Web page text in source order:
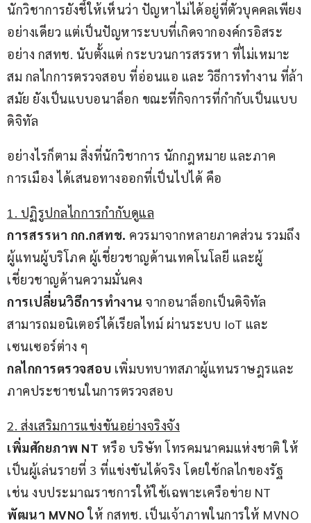
นักวิชาการยังชี้ให้เห็นว่า ปัญหาไม่ได้อยู่ที่ตัวบุคคลเพียง
อย่างเดียว แต่เป็นปัญหาระบบที่เกิดจากองค์กรอิสระ
อย่าง กสทช. นับตั้งแต่ กระบวนการสรรหา ที่ไม่เหมาะ
สม กลไกการตรวจสอบ ที่อ่อนแอ และ วิธีการทำงาน ที่ล้า
สมัย ยังเป็นแบบอนาล็อก ขณะที่กิจการที่กำกับเป็นแบบ
ดิจิทัล
อย่างไรก็ตาม สิ่งที่นักวิชาการ นักกฎหมาย และภาค
การเมือง ได้เสนอทางออกที่เป็นไปได้ คือ
1. ปฏิรูปกลไกการกำกับดูแล
การสรรหา กก.กสทช. ควรมาจากหลายภาคส่วน รวมถึง
ผู้แทนผู้บริโภค ผู้เชี่ยวชาญด้านเทคโนโลยี และผู้
เชี่ยวชาญด้านความมั่นคง
การเปลี่ยนวิธีการทำงาน จากอนาล็อกเป็นดิจิทัล
สามารถมอนิเตอร์ได้เรียลไทม์ ผ่านระบบ IoT และ
เซนเซอร์ต่าง ๆ
กลไกการตรวจสอบ เพิ่มบทบาทสภาผู้แทนราษฎรและ
ภาคประชาชนในการตรวจสอบ
2. ส่งเสริมการแข่งขันอย่างจริงจัง
เพิ่มศักยภาพ NT หรือ บริษัท โทรคมนาคมแห่งชาติ ให้
เป็นผู้เล่นรายที่ 3 ที่แข่งขันได้จริง โดยใช้กลไกของรัฐ
เช่น งบประมาณราชการให้ใช้เฉพาะเครือข่าย NT
พัฒนา MVNO ให้ กสทช. เป็นเจ้าภาพในการให้ MVNO